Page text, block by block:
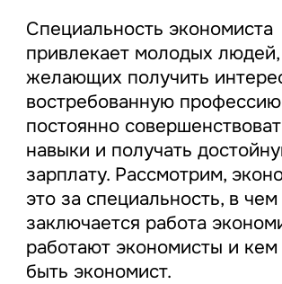
Специальность экономиста
привлекает молодых людей,
желающих получить
востребованную
постоянно
навыки и получать
зарплату. Рассмотрим,
это за специальность, в чем
заключается работа
работают экономисты и
быть экономист.